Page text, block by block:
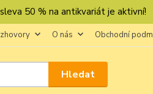
50 % na antikvariát je aktivní!
O nás Obchodní
Hledat